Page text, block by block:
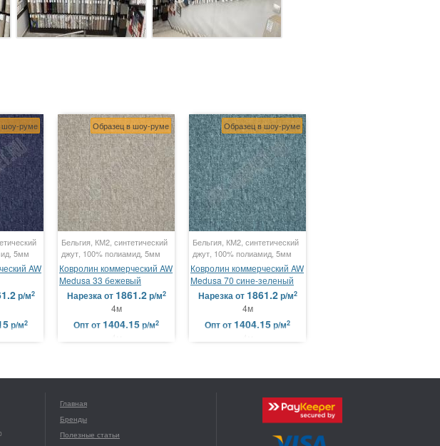
шоу-руме
5мм
AW
р/м2
р/м2
Образец в шоу-руме
Бельгия, КМ2, синтетический
джут, 100% полиамид, 5мм
Ковролин коммерческий AW
Medusa 33 бежевый
Нарезкаот 1861.2р/м2
4м
Оптот 1404.15р/м2
Образец в шоу-руме
Бельгия, КМ2, синтетический
джут, 100% полиамид, 5мм
Ковролин коммерческий AW
Medusa 70 сине-зеленый
Нарезкаот 1861.2р/м2
4м
Оптот 1404.15р/м2
Главная
Бренды
Полезные статьи